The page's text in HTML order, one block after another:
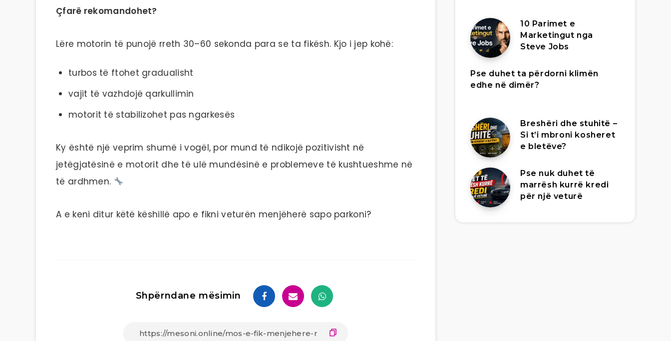
Çfarë rekomandohet?
Lëre motorin të punojë rreth 30–60 sekonda para se ta fikësh. Kjo i jep kohë:
turbos të ftohet gradualisht
vajit të vazhdojë qarkullimin
motorit të stabilizohet pas ngarkesës
Ky është një veprim shumë i vogël, por mund të ndikojë pozitivisht në
jetëgjatësinë e motorit dhe të ulë mundësinë e problemeve të kushtueshme në
të ardhmen.
A e keni ditur këtë këshillë apo e fikni veturën menjëherë sapo parkoni?
Shpërndane mësimin
10 Parimet e
Marketingut nga
Steve Jobs
Pse duhet ta përdorni klimën
edhe në dimër?
Breshëri dhe stuhitë –
Si t’i mbroni kosheret
e bletëve?
Pse nuk duhet të
marrësh kurrë kredi
për një veturë